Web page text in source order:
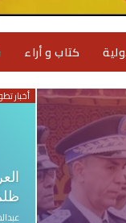
كتاب و أراء
أخبار